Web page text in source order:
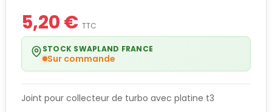
5,20 € TTC
STOCK SWAPLAND FRANCE
Sur commande
Joint pour collecteur de turbo avec platine t3